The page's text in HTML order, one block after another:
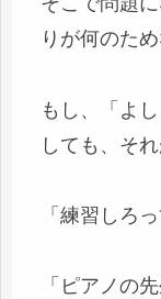
りが何のた
もし、「よ
しても、そ
「練習しろ
「ピアノの